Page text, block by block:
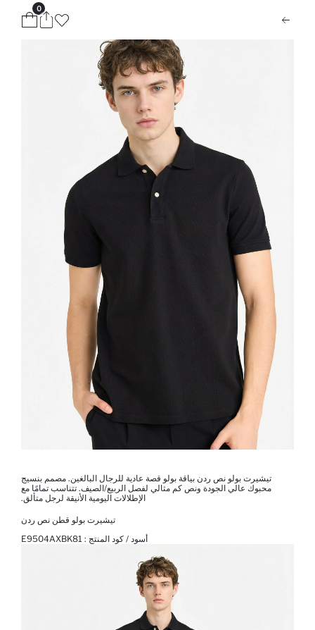
0
تيشيرت بولو نص ردن بياقة بولو قصة عادية للرجال البالغين. مصمم بنسيج
محبوك عالي الجودة ونص كم مثالي لفصل الربيع/الصيف. تتناسب تمامًا مع
الإطلالات اليومية الأنيقة لرجل متألق.
تيشيرت بولو قطن نص ردن
أسود / كود المنتج : E9504AXBK81